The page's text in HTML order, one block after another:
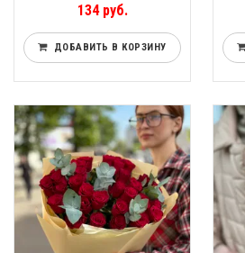
134 руб.
ДОБАВИТЬ В КОРЗИНУ